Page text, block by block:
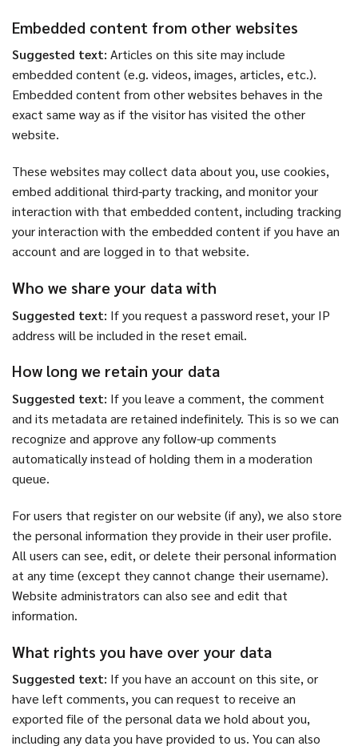
Embedded content from other websites
Suggested text: Articles on this site may include
embedded content (e.g. videos, images, articles, etc.).
Embedded content from other websites behaves in the
exact same way as if the visitor has visited the other
website.
These websites may collect data about you, use cookies,
embed additional third-party tracking, and monitor your
interaction with that embedded content, including tracking
your interaction with the embedded content if you have an
account and are logged in to that website.
Who we share your data with
Suggested text: If you request a password reset, your IP
address will be included in the reset email.
How long we retain your data
Suggested text: If you leave a comment, the comment
and its metadata are retained indefinitely. This is so we can
recognize and approve any follow-up comments
automatically instead of holding them in a moderation
queue.
For users that register on our website (if any), we also store
the personal information they provide in their user profile.
All users can see, edit, or delete their personal information
at any time (except they cannot change their username).
Website administrators can also see and edit that
information.
What rights you have over your data
Suggested text: If you have an account on this site, or
have left comments, you can request to receive an
exported file of the personal data we hold about you,
including any data you have provided to us. You can also